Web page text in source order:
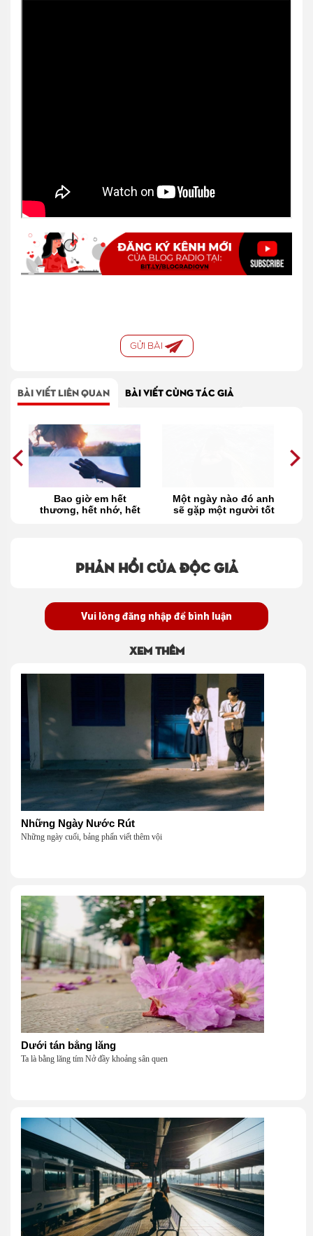
GỬI BÀI
BÀI VIẾT LIÊN QUAN BÀI VIẾT CÙNG TÁC GIẢ
Bao giờ em hết
thương, hết nhớ, hết
Một ngày nào đó anh
sẽ gặp một người tốt
Phản hồi của độc giả
Vui lòng đăng nhập để bình luận
Xem thêm
Những Ngày Nước Rút
Những ngày cuối, bảng phấn viết thêm vội
Dưới tán bằng lăng
Ta là bằng lăng tím Nở đầy khoảng sân quen